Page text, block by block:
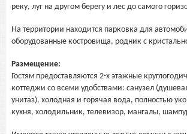
реку, луг на другом берегу и лес до самого
На территории находится парковка для
оборудованные костровища, родник с
Размещение:
Гостям предоставляются 2-х этажные
коттеджи со всеми удобствами: санузел
унитаз), холодная и горячая вода, полностью
кухня, холодильник, телевизор, мангалы,